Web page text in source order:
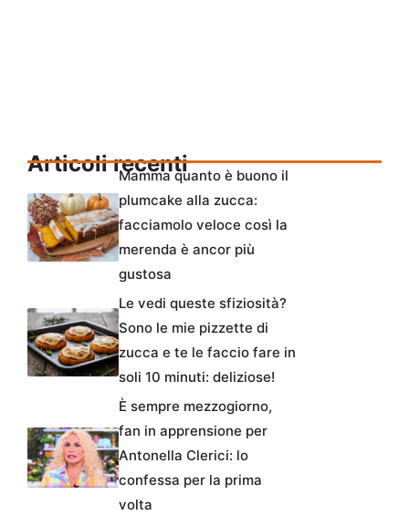
Articoli recentiMamma quanto è buono il
plumcake alla zucca:
facciamolo veloce così la
merenda è ancor più
gustosa
Le vedi queste sfiziosità?
Sono le mie pizzette di
zucca e te le faccio fare in
soli 10 minuti: deliziose!
È sempre mezzogiorno,
fan in apprensione per
Antonella Clerici: lo
confessa per la prima
volta